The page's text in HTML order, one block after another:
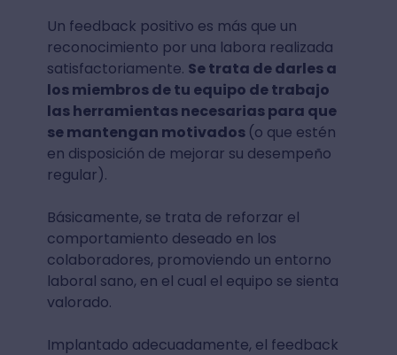
Un feedback positivo es más que un
reconocimiento por una labora realizada
satisfactoriamente. Se trata de darles a
los miembros de tu equipo de trabajo
las herramientas necesarias para que
se mantengan motivados (o que estén
en disposición de mejorar su desempeño
regular).
Básicamente, se trata de reforzar el
comportamiento deseado en los
colaboradores, promoviendo un entorno
laboral sano, en el cual el equipo se sienta
valorado.
Implantado adecuadamente, el feedback